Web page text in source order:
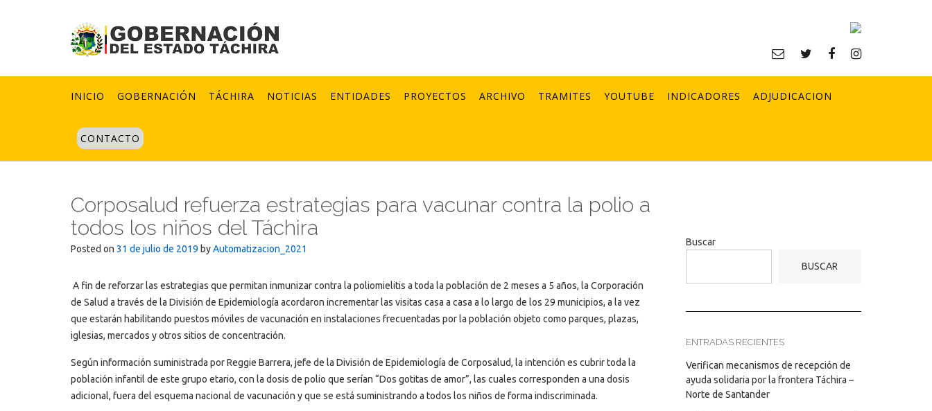
INICIO GOBERNACIÓN TÁCHIRA NOTICIAS ENTIDADES PROYECTOS ARCHIVO TRAMITES YOUTUBE INDICADORES ADJUDICACION
CONTACTO
Corposalud refuerza estrategias para vacunar contra la polio a
todos los niños del Táchira
Posted on 31 de julio de 2019 byAutomatizacion_2021
A fin de reforzar las estrategias que permitan inmunizar contra la poliomielitis a toda la población de 2 meses a 5 años, la Corporación
de Salud a través de la División de Epidemiología acordaron incrementar las visitas casa a casa a lo largo de los 29 municipios, a la vez
que estarán habilitando puestos móviles de vacunación en instalaciones frecuentadas por la población objeto como parques, plazas,
iglesias, mercados y otros sitios de concentración.
Según información suministrada por Reggie Barrera, jefe de la División de Epidemiología de Corposalud, la intención es cubrir toda la
población infantil de este grupo etario, con la dosis de polio que serían “Dos gotitas de amor”, las cuales corresponden a una dosis
adicional, fuera del esquema nacional de vacunación y que se está suministrando a todos los niños de forma indiscriminada.
Buscar
BUSCAR
ENTRADAS RECIENTES
Verifican mecanismos de recepción de
ayuda solidaria por la frontera Táchira –
Norte de Santander